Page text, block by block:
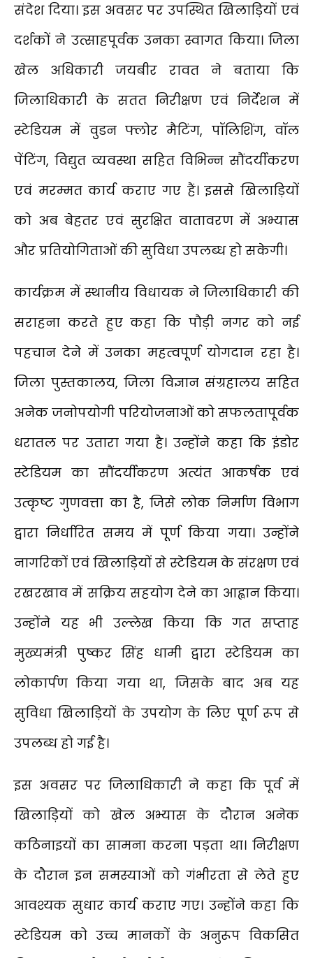
संदेश दिया। इस अवसर पर उपस्थित खिलाड़ियों एवं
दर्शकों ने उत्साहपूर्वक उनका स्वागत किया। जिला
खेल अधिकारी जयबीर रावत ने बताया कि
जिलाधिकारी के सतत निरीक्षण एवं निर्देशन में
स्टेडियम में वुडन फ्लोर मैटिंग, पॉलिशिंग, वॉल
पेंटिंग, विद्युत व्यवस्था सहित विभिन्न सौंदर्यीकरण
एवं मरम्मत कार्य कराए गए हैं। इससे खिलाड़ियों
को अब बेहतर एवं सुरक्षित वातावरण में अभ्यास
और प्रतियोगिताओं की सुविधा उपलब्ध हो सकेगी।
कार्यक्रम में स्थानीय विधायक ने जिलाधिकारी की
सराहना करते हुए कहा कि पौड़ी नगर को नई
पहचान देने में उनका महत्वपूर्ण योगदान रहा है।
जिला पुस्तकालय, जिला विज्ञान संग्रहालय सहित
अनेक जनोपयोगी परियोजनाओं को सफलतापूर्वक
धरातल पर उतारा गया है। उन्होंने कहा कि इंडोर
स्टेडियम का सौंदर्यीकरण अत्यंत आकर्षक एवं
उत्कृष्ट गुणवत्ता का है, जिसे लोक निर्माण विभाग
द्वारा निर्धारित समय में पूर्ण किया गया। उन्होंने
नागरिकों एवं खिलाड़ियों से स्टेडियम के संरक्षण एवं
रखरखाव में सक्रिय सहयोग देने का आह्वान किया।
उन्होंने यह भी उल्लेख किया कि गत सप्ताह
मुख्यमंत्री पुष्कर सिंह धामी द्वारा स्टेडियम का
लोकार्पण किया गया था, जिसके बाद अब यह
सुविधा खिलाड़ियों के उपयोग के लिए पूर्ण रूप से
उपलब्ध हो गई है।
इस अवसर पर जिलाधिकारी ने कहा कि पूर्व में
खिलाड़ियों को खेल अभ्यास के दौरान अनेक
कठिनाइयों का सामना करना पड़ता था। निरीक्षण
के दौरान इन समस्याओं को गंभीरता से लेते हुए
आवश्यक सुधार कार्य कराए गए। उन्होंने कहा कि
स्टेडियम को उच्च मानकों के अनुरूप विकसित